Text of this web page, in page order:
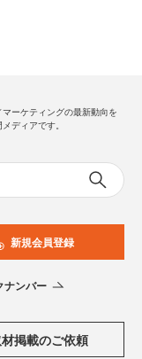
ーケティングの最新動向を
ディアです。
新規会員登録
ナンバー
掲載のご依頼